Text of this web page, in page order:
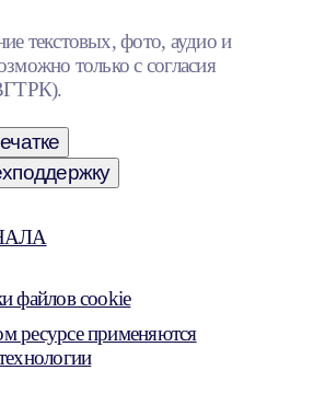
текстовых, фото, аудио и
только с согласия
файлов cookie
ресурсе применяются